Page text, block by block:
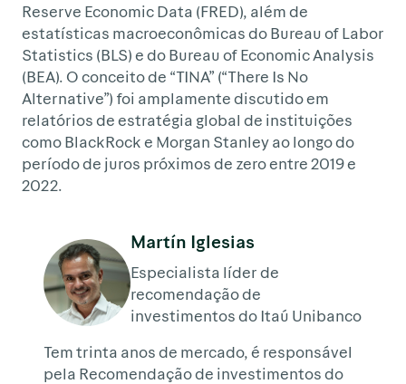
Reserve Economic Data (FRED), além de
estatísticas macroeconômicas do Bureau of Labor
Statistics (BLS) e do Bureau of Economic Analysis
(BEA). O conceito de “TINA” (“There Is No
Alternative”) foi amplamente discutido em
relatórios de estratégia global de instituições
como BlackRock e Morgan Stanley ao longo do
período de juros próximos de zero entre 2019 e
2022.
Martín Iglesias
Especialista líder de
recomendação de
investimentos do Itaú Unibanco
Tem trinta anos de mercado, é responsável
pela Recomendação de investimentos do